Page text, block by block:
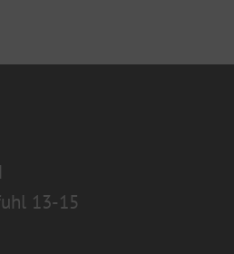
13-15